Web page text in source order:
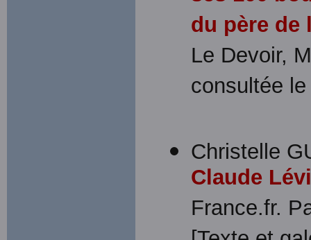
du père
Le Devoir,
consultée
Christelle
Claude
France.fr.